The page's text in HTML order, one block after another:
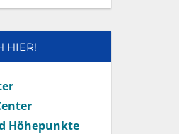
HIER!
Höhepunkte